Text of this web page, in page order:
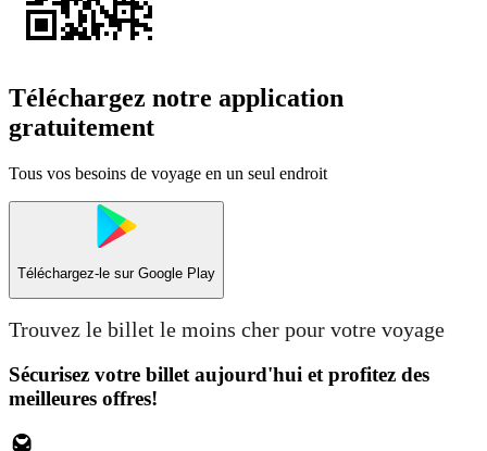
Téléchargez notre application
gratuitement
Tous vos besoins de voyage en un seul endroit
Téléchargez-le sur Google Play
Trouvez le billet le moins cher pour votre voyage
Sécurisez votre billet aujourd'hui et profitez des
meilleures offres!